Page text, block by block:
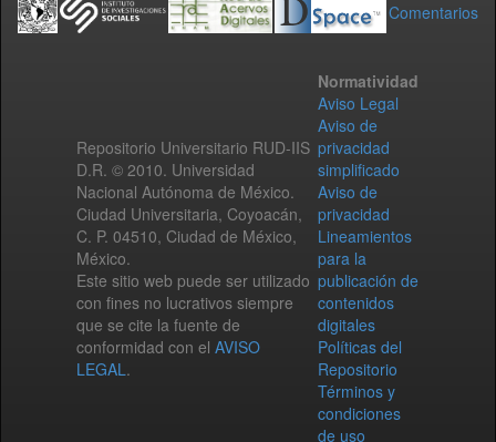
Comentarios
Repositorio Universitario RUD-IIS
D.R. © 2010. Universidad
Nacional Autónoma de México.
Ciudad Universitaria, Coyoacán,
C. P. 04510, Ciudad de México,
México.
Este sitio web puede ser utilizado
con fines no lucrativos siempre
que se cite la fuente de
conformidad con el AVISO
LEGAL.
Normatividad
Aviso Legal
Aviso de
privacidad
simplificado
Aviso de
privacidad
Lineamientos
para la
publicación de
contenidos
digitales
Políticas del
Repositorio
Términos y
condiciones
de uso